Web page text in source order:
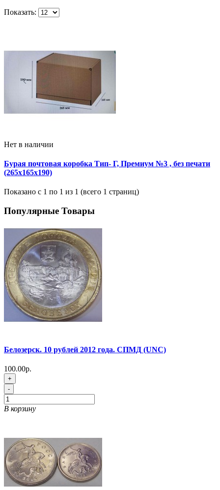
Показать:
Нет в наличии
Бурая почтовая коробка Тип- Г, Премиум №3 , без печати
(265х165х190)
Показано с 1 по 1 из 1 (всего 1 страниц)
Популярные Товары
Белозерск. 10 рублей 2012 года. СПМД (UNC)
100.00р.
+
-
В корзину